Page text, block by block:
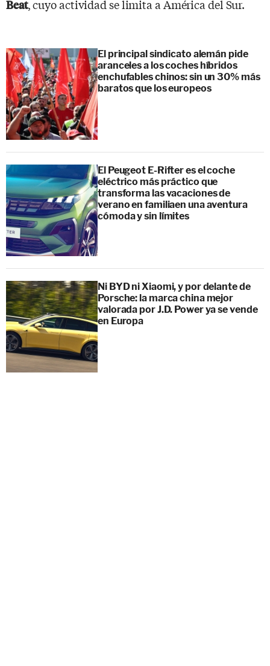
Beat­, cuyo actividad se limita a América del Sur.
El principal sindicato alemán pide
aranceles a los coches híbridos
enchufables chinos: sin un 30% más
baratos que los europeos
El Peugeot E-Rifter es el coche
eléctrico más práctico que
transforma las vacaciones de
verano en familiaen una aventura
cómoda y sin límites
Ni BYD ni Xiaomi, y por delante de
Porsche: la marca china mejor
valorada por J.D. Power ya se vende
en Europa